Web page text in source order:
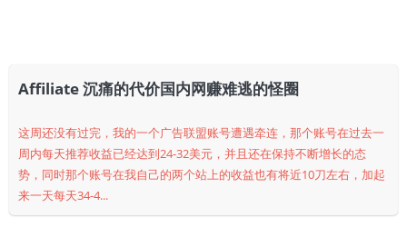
Affiliate 沉痛的代价国内网赚难逃的怪圈
这周还没有过完，我的一个广告联盟账号遭遇牵连，那个账号在过去一
周内每天推荐收益已经达到24-32美元，并且还在保持不断增长的态
势，同时那个账号在我自己的两个站上的收益也有将近10刀左右，加起
来一天每天34-4...